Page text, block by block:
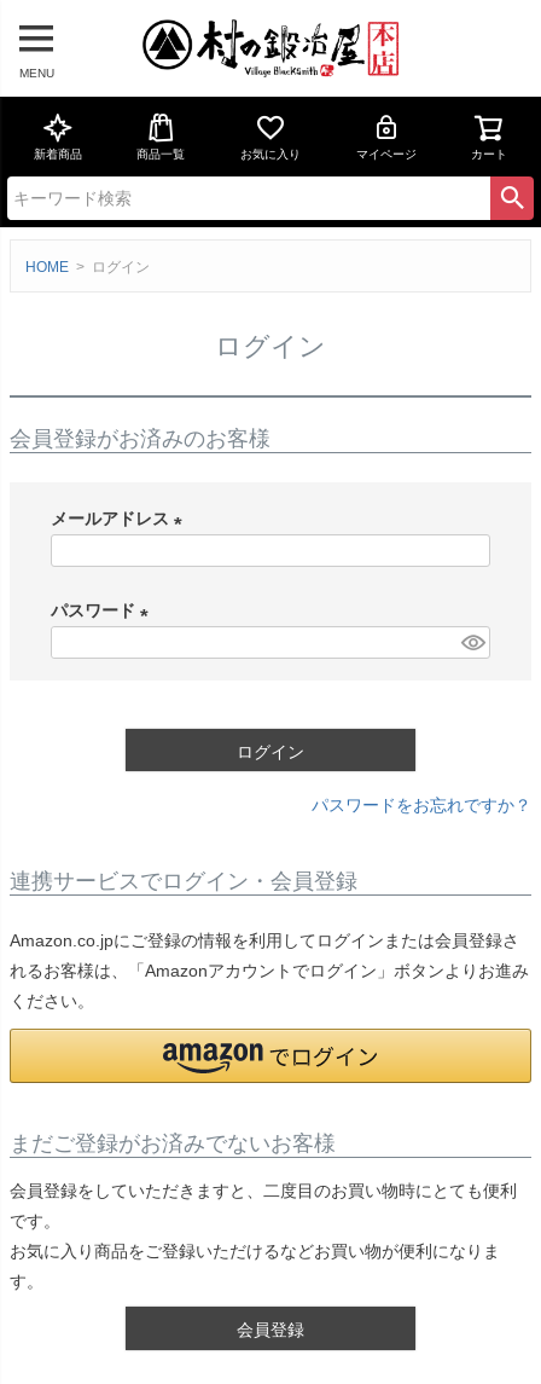
MENU
新着商品 商品一覧 お気に入り マイページ カート
HOME ログイン
ログイン
会員登録がお済みのお客様
メールアドレス
パスワード
ログイン
パスワードをお忘れですか？
連携サービスでログイン・会員登録
Amazon.co.jpにご登録の情報を利用してログインまたは会員登録さ
れるお客様は、「Amazonアカウントでログイン」ボタンよりお進み
ください。
まだご登録がお済みでないお客様
会員登録をしていただきますと、二度目のお買い物時にとても便利
です。
お気に入り商品をご登録いただけるなどお買い物が便利になりま
す。
会員登録